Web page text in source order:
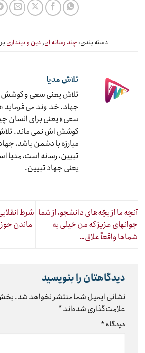
دسته بندی: چند رسانه ای,دین و دینداری
تلاش مدیا
تلاش یعنی سعی و کوشش
جهاد. خداوند می فرماید
سعی» یعنی برای انسان
کوشش اش نمی ماند. تلاش
مبارزه با دشمن باشد،
تبیین، رسانه است، مدیا
یعنی جهاد تبیین.
آنچه ما از بچّه‌های دانشجو، از شما
جوانهای عزیز که من خیلی به
شماها واقعاً‌ علاق…
شرط
ماندن
دیدگاهتان را بنویسید
نشانی ایمیل شما منتشر نخواهد شد.
علامت‌گذاری شده‌اند*
دیدگاه*